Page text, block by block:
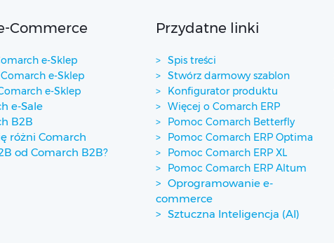
Commerce
e-Sklep
e-Sklep
e-Sklep
e-Sale
B2B
różni Comarch
od Comarch B2B?
Przydatne linki
Spis treści
Stwórz darmowy szablon
Konfigurator produktu
Więcej o Comarch ERP
Pomoc Comarch Betterfly
Pomoc Comarch ERP Optima
Pomoc Comarch ERP XL
Pomoc Comarch ERP Altum
Oprogramowanie e-
commerce
Sztuczna Inteligencja (AI)